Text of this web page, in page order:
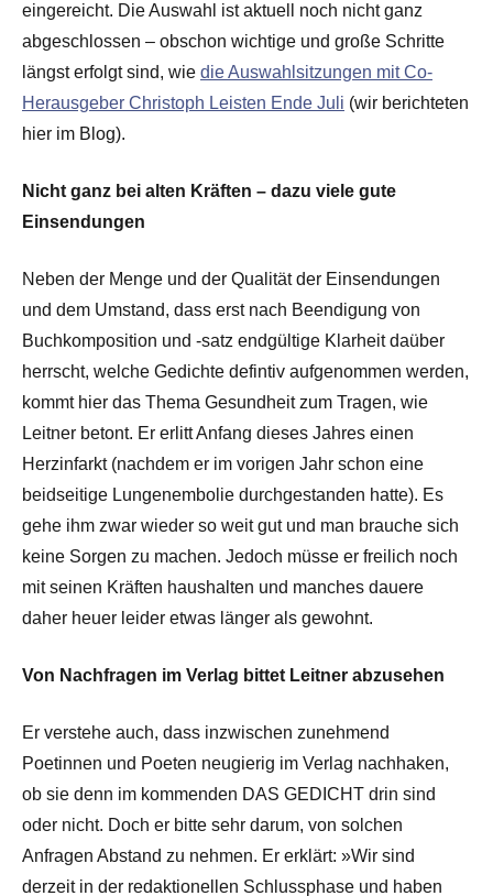
eingereicht. Die Auswahl ist aktuell noch nicht ganz
abgeschlossen – obschon wichtige und große Schritte
längst erfolgt sind, wie die Auswahlsitzungen mit Co-
Herausgeber Christoph Leisten Ende Juli (wir berichteten
hier im Blog).
Nicht ganz bei alten Kräften – dazu viele gute
Einsendungen
Neben der Menge und der Qualität der Einsendungen
und dem Umstand, dass erst nach Beendigung von
Buchkomposition und -satz endgültige Klarheit daüber
herrscht, welche Gedichte defintiv aufgenommen werden,
kommt hier das Thema Gesundheit zum Tragen, wie
Leitner betont. Er erlitt Anfang dieses Jahres einen
Herzinfarkt (nachdem er im vorigen Jahr schon eine
beidseitige Lungenembolie durchgestanden hatte). Es
gehe ihm zwar wieder so weit gut und man brauche sich
keine Sorgen zu machen. Jedoch müsse er freilich noch
mit seinen Kräften haushalten und manches dauere
daher heuer leider etwas länger als gewohnt.
Von Nachfragen im Verlag bittet Leitner abzusehen
Er verstehe auch, dass inzwischen zunehmend
Poetinnen und Poeten neugierig im Verlag nachhaken,
ob sie denn im kommenden DAS GEDICHT drin sind
oder nicht. Doch er bitte sehr darum, von solchen
Anfragen Abstand zu nehmen. Er erklärt: »Wir sind
derzeit in der redaktionellen Schlussphase und haben